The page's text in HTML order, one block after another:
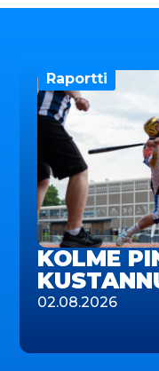
Raportti
KOLME
02.08.2026